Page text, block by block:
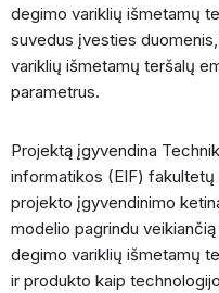
degimo variklių išmetamų
suvedus įvesties
variklių išmetamų teršalų
parametrus.
Projektą įgyvendina
informatikos (EIF)
projekto įgyvendinimo
modelio pagrindu
degimo variklių išmetamų
ir produkto kaip